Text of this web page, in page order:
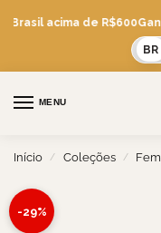
Brasil acima de R$600
BR
MENU
Início / Coleções /
-29%